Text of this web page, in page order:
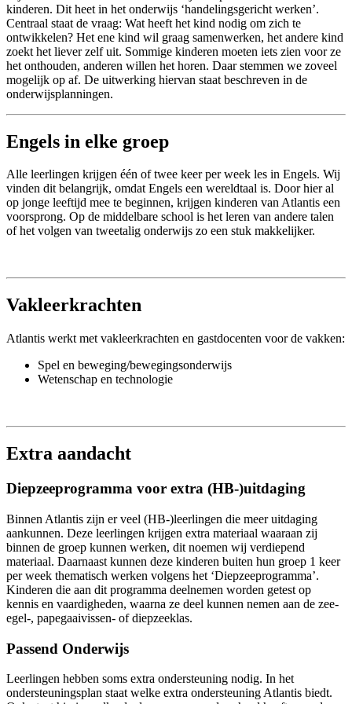
kinderen. Dit heet in het onderwijs ‘handelingsgericht werken’.
Centraal staat de vraag: Wat heeft het kind nodig om zich te
ontwikkelen? Het ene kind wil graag samenwerken, het andere kind
zoekt het liever zelf uit. Sommige kinderen moeten iets zien voor ze
het onthouden, anderen willen het horen. Daar stemmen we zoveel
mogelijk op af. De uitwerking hiervan staat beschreven in de
onderwijsplanningen.
Engels in elke groep
Alle leerlingen krijgen één of twee keer per week les in Engels. Wij
vinden dit belangrijk, omdat Engels een wereldtaal is. Door hier al
op jonge leeftijd mee te beginnen, krijgen kinderen van Atlantis een
voorsprong. Op de middelbare school is het leren van andere talen
of het volgen van tweetalig onderwijs zo een stuk makkelijker.
Vakleerkrachten
Atlantis werkt met vakleerkrachten en gastdocenten voor de vakken:
Spel en beweging/bewegingsonderwijs
Wetenschap en technologie
Extra aandacht
Diepzeeprogramma voor extra (HB-)uitdaging
Binnen Atlantis zijn er veel (HB-)leerlingen die meer uitdaging
aankunnen. Deze leerlingen krijgen extra materiaal waaraan zij
binnen de groep kunnen werken, dit noemen wij verdiepend
materiaal. Daarnaast kunnen deze kinderen buiten hun groep 1 keer
per week thematisch werken volgens het ‘Diepzeeprogramma’.
Kinderen die aan dit programma deelnemen worden getest op
kennis en vaardigheden, waarna ze deel kunnen nemen aan de zee-
egel-, papegaaivissen- of diepzeeklas.
Passend Onderwijs
Leerlingen hebben soms extra ondersteuning nodig. In het
ondersteuningsplan staat welke extra ondersteuning Atlantis biedt.